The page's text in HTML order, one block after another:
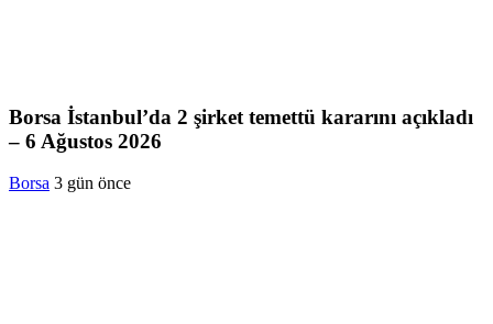
Borsa İstanbul’da 2 şirket temettü kararını açıkladı
– 6 Ağustos 2026
Borsa 3 gün önce